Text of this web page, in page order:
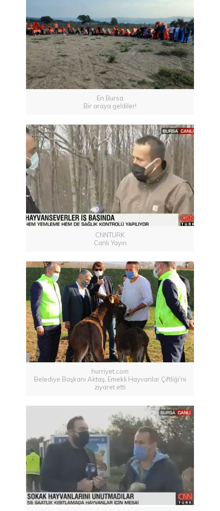
En Bursa
Bir araya geldiler!
CNNTURK
Canlı Yayın
hurriyet.com
Belediye Başkanı Aktaş, Emekli Hayvanlar Çiftliği'ni
ziyaret etti